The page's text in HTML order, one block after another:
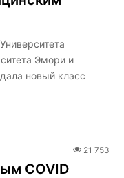
Эмори и
новый класс
21 753
COVID